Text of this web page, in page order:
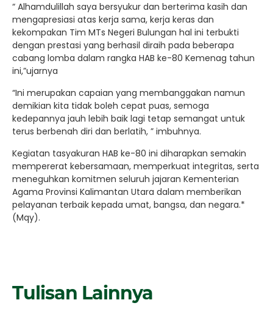
“ Alhamdulillah saya bersyukur dan berterima kasih dan
mengapresiasi atas kerja sama, kerja keras dan
kekompakan Tim MTs Negeri Bulungan hal ini terbukti
dengan prestasi yang berhasil diraih pada beberapa
cabang lomba dalam rangka HAB ke-80 Kemenag tahun
ini,”ujarnya
“Ini merupakan capaian yang membanggakan namun
demikian kita tidak boleh cepat puas, semoga
kedepannya jauh lebih baik lagi tetap semangat untuk
terus berbenah diri dan berlatih, ” imbuhnya.
Kegiatan tasyakuran HAB ke-80 ini diharapkan semakin
mempererat kebersamaan, memperkuat integritas, serta
meneguhkan komitmen seluruh jajaran Kementerian
Agama Provinsi Kalimantan Utara dalam memberikan
pelayanan terbaik kepada umat, bangsa, dan negara.*
(Mqy).
Tulisan Lainnya